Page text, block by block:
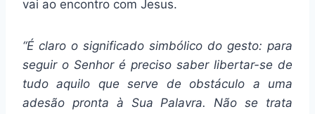
vai ao encontro com Jesus.
“É claro o significado simbólico do gesto: para
seguir o Senhor é preciso saber libertar-se de
tudo aquilo que serve de obstáculo a uma
adesão pronta à Sua Palavra. Não se trata